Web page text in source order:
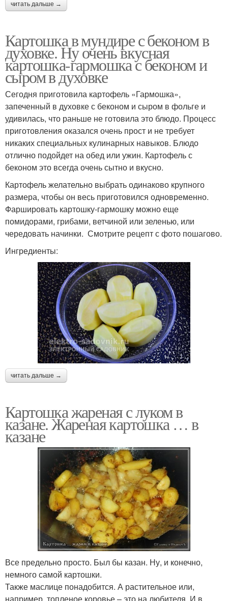
читать дальше →
Картошка в мундире с беконом в
духовке. Ну очень вкусная
картошка-гармошка с беконом и
сыром в духовке
Сегодня приготовила картофель «Гармошка»,
запеченный в духовке с беконом и сыром в фольге и
удивилась, что раньше не готовила это блюдо. Процесс
приготовления оказался очень прост и не требует
никаких специальных кулинарных навыков. Блюдо
отлично подойдет на обед или ужин. Картофель с
беконом это всегда очень сытно и вкусно.
Картофель желательно выбрать одинаково крупного
размера, чтобы он весь приготовился одновременно.
Фаршировать картошку-гармошку можно еще
помидорами, грибами, ветчиной или зеленью, или
чередовать начинки. Смотрите рецепт с фото пошагово.
Ингредиенты:
читать дальше →
Картошка жареная с луком в
казане. Жареная картошка … в
казане
Все предельно просто. Был бы казан. Ну, и конечно,
немного самой картошки.
Также маслице понадобится. А растительное или,
например, топленое коровье – это на любителя. И в